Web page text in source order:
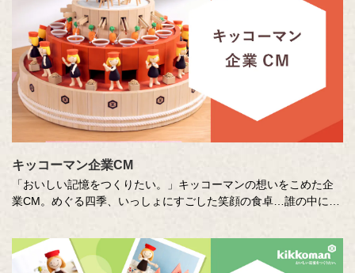
キッコーマン企業CM
「おいしい記憶をつくりたい。」キッコーマンの想いをこめた企
業CM。めぐる四季、いっしょにすごした笑顔の食卓…誰の中にも
いや意図もあわせてお楽しみください。